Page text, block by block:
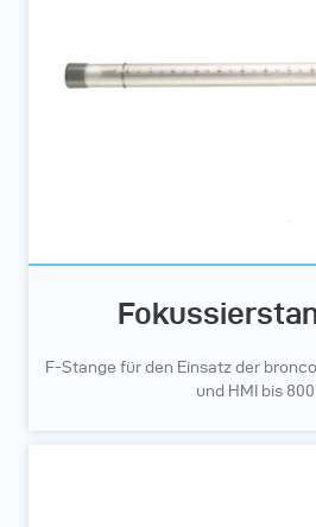
F-Stange für den Einsatz der
und HMI bis 800